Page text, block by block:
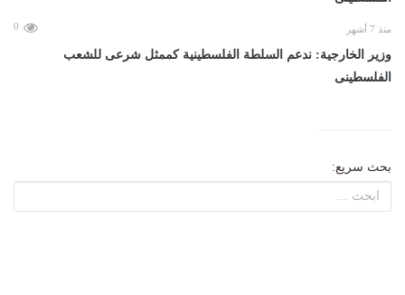
منذ 7 أشهر 0
وزير الخارجية: ندعم السلطة الفلسطينية كممثل شرعى للشعب
الفلسطينى
بحث سريع: